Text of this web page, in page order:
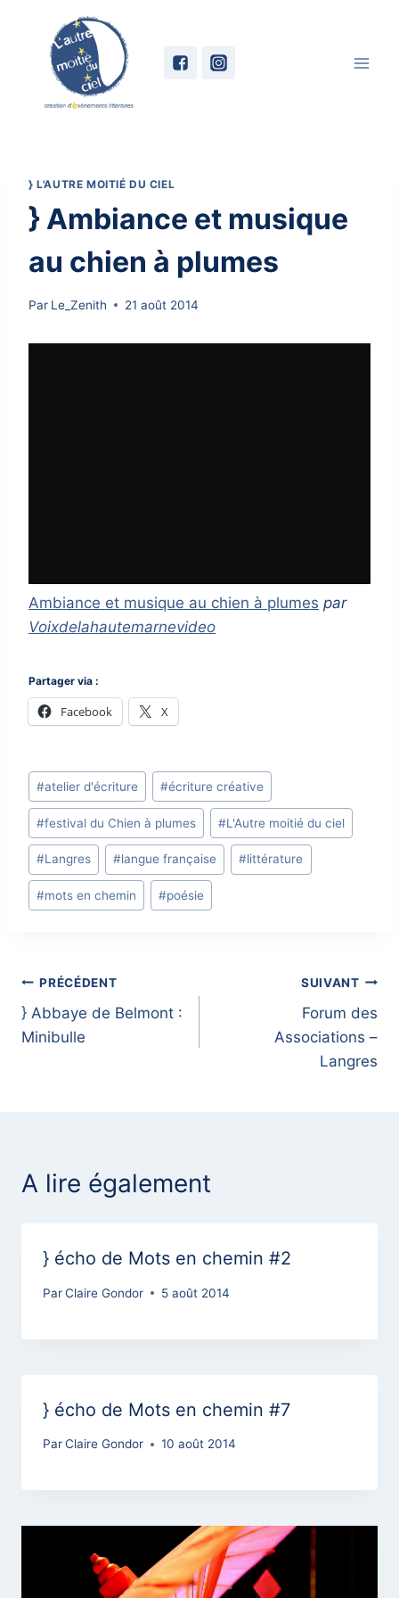
content
} L'AUTRE MOITIÉ DU CIEL
} Ambiance et musique
au chien à plumes
Par Le_Zenith 21 août 2014
Ambiance et musique au chien à plumes par
Voixdelahautemarnevideo
Partager via :
Facebook X
Post
Tags:
#atelier d'écriture #écriture créative
#festival du Chien à plumes #L'Autre moitié du ciel
#Langres #langue française #littérature
#mots en chemin #poésie
Navigation
de
PRÉCÉDENT
} Abbaye de Belmont :
Minibulle
SUIVANT
Forum des
Associations –
Langres
A lire également
} écho de Mots en chemin #2
ParClaire Gondor 5 août 2014
} écho de Mots en chemin #7
ParClaire Gondor 10 août 2014